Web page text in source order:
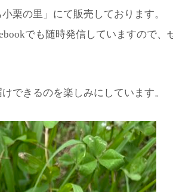
栗の里」にて販売しております。
でも随時発信していますので、
できるのを楽しみにしています。